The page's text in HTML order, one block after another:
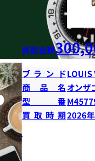
買取金額
ブランドLOUIS
商品名 オンザ
型番
買取時期2026